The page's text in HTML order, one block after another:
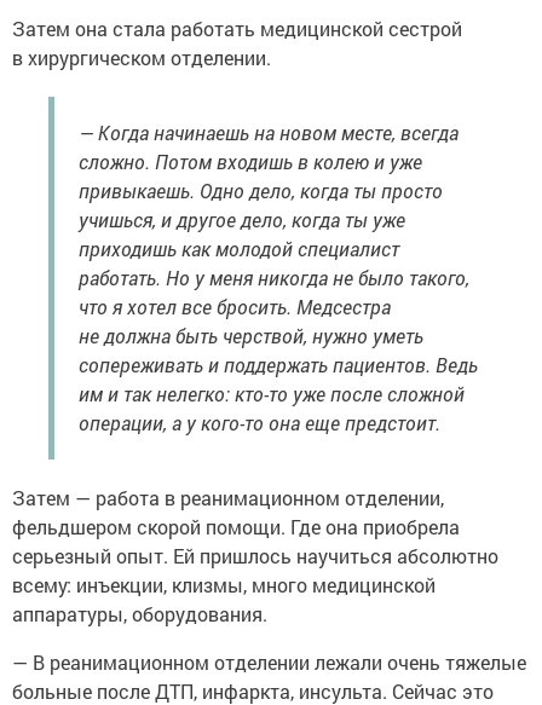
Затем она стала работать медицинской сестрой
в хирургическом отделении.
— Когда начинаешь на новом месте, всегда
сложно. Потом входишь в колею и уже
привыкаешь. Одно дело, когда ты просто
учишься, и другое дело, когда ты уже
приходишь как молодой специалист
работать. Но у меня никогда не было такого,
что я хотел все бросить. Медсестра
не должна быть черствой, нужно уметь
сопереживать и поддержать пациентов. Ведь
им и так нелегко: кто-то уже после сложной
операции, а у кого-то она еще предстоит.
Затем — работа в реанимационном отделении,
фельдшером скорой помощи. Где она приобрела
серьезный опыт. Ей пришлось научиться абсолютно
всему: инъекции, клизмы, много медицинской
аппаратуры, оборудования.
— В реанимационном отделении лежали очень тяжелые
больные после ДТП, инфаркта, инсульта. Сейчас это